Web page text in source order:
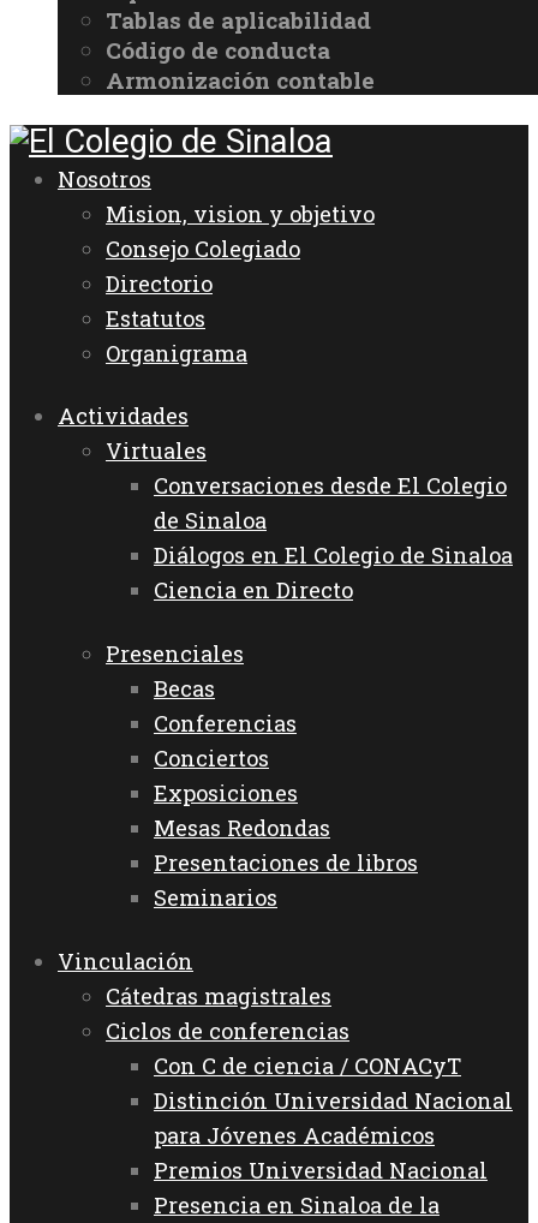
Tablas de aplicabilidad
Código de conducta
Armonización contable
Nosotros
Mision, vision y objetivo
Consejo Colegiado
Directorio
Estatutos
Organigrama
Actividades
Virtuales
Conversaciones desde El Colegio
de Sinaloa
Diálogos en El Colegio de Sinaloa
Ciencia en Directo
Presenciales
Becas
Conferencias
Conciertos
Exposiciones
Mesas Redondas
Presentaciones de libros
Seminarios
Vinculación
Cátedras magistrales
Ciclos de conferencias
Con C de ciencia / CONACyT
Distinción Universidad Nacional
para Jóvenes Académicos
Premios Universidad Nacional
Presencia en Sinaloa de la